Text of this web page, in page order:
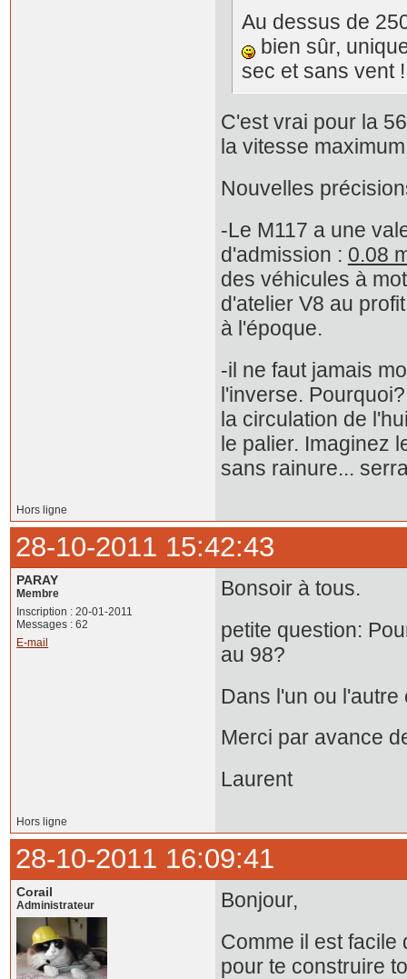
Au dessus de
bien sûr,
sec et sans vent
C'est vrai pour la
la vitesse
Nouvelles
-Le M117 a une
d'admission : 0.08
des véhicules à
d'atelier V8 au
à l'époque.
-il ne faut jamais
l'inverse.
la circulation de
le palier. Imaginez
sans rainure...
Hors ligne
28-10-2011 15:42:43
PARAY
Membre
Inscription : 20-01-2011
Messages : 62
E-mail
Bonsoir à tous.
petite question:
au 98?
Dans l'un ou
Merci par avance
Laurent
Hors ligne
28-10-2011 16:09:41
Corail
Administrateur
Bonjour,
Comme il est facile
pour te construire